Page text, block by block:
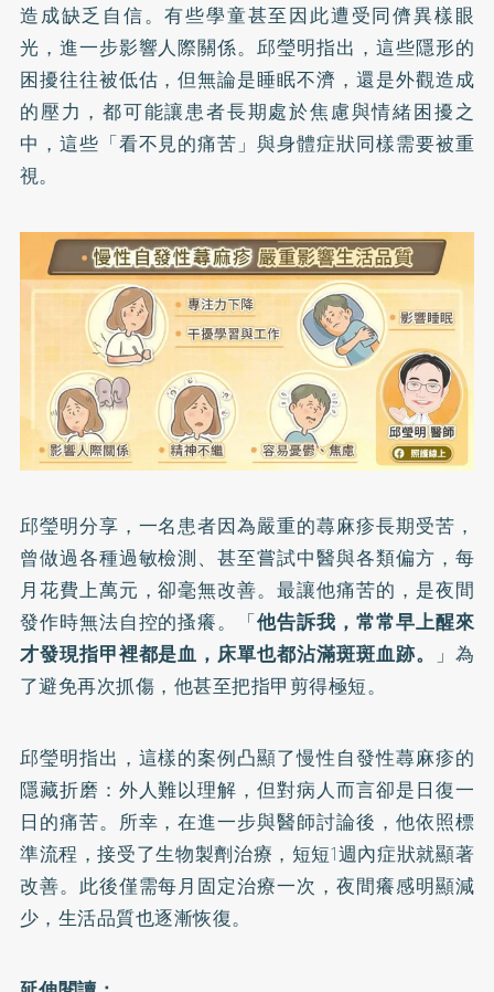
造成缺乏自信。有些學童甚至因此遭受同儕異樣眼
光，進一步影響人際關係。邱瑩明指出，這些隱形的
困擾往往被低估，但無論是睡眠不濟，還是外觀造成
的壓力，都可能讓患者長期處於焦慮與情緒困擾之
中，這些「看不見的痛苦」與身體症狀同樣需要被重
視。
邱瑩明分享，一名患者因為嚴重的蕁麻疹長期受苦，
曾做過各種過敏檢測、甚至嘗試中醫與各類偏方，每
月花費上萬元，卻毫無改善。最讓他痛苦的，是夜間
發作時無法自控的搔癢。「他告訴我，常常早上醒來
才發現指甲裡都是血，床單也都沾滿斑斑血跡。
」為
了避免再次抓傷，他甚至把指甲剪得極短。
邱瑩明指出，這樣的案例凸顯了慢性自發性蕁麻疹的
隱藏折磨：外人難以理解，但對病人而言卻是日復一
日的痛苦。所幸，在進一步與醫師討論後，他依照標
準流程，接受了生物製劑治療，短短1週內症狀就顯著
改善。此後僅需每月固定治療一次，夜間癢感明顯減
少，生活品質也逐漸恢復。